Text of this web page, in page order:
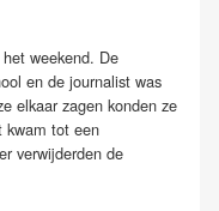
weekend. De
en de journalist was
elkaar zagen konden ze
kwam tot een
verwijderden de